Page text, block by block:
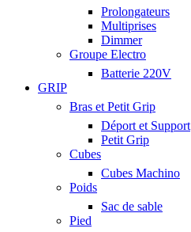
Prolongateurs
Multiprises
Dimmer
Groupe Electro
Batterie 220V
GRIP
Bras et Petit Grip
Déport et Support
Petit Grip
Cubes
Cubes Machino
Poids
Sac de sable
Pied